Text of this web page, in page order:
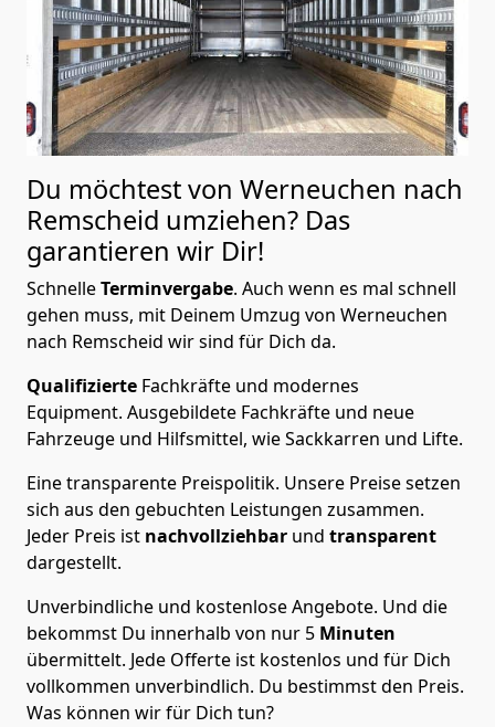
Du möchtest von Werneuchen nach
Remscheid umziehen? Das
garantieren wir Dir!
SchnelleTerminvergabe. Auch wenn es mal schnell
gehen muss, mit Deinem Umzug von Werneuchen
nach Remscheid wir sind für Dich da.
Qualifizierte Fachkräfte und modernes
Equipment. Ausgebildete Fachkräfte und neue
Fahrzeuge und Hilfsmittel, wie Sackkarren und Lifte.
Eine transparente Preispolitik. Unsere Preise setzen
sich aus den gebuchten Leistungen zusammen.
Jeder Preis ist nachvollziehbar und transparent
dargestellt.
Unverbindliche und kostenlose Angebote. Und die
bekommst Du innerhalb von nur 5 Minuten
übermittelt. Jede Offerte ist kostenlos und für Dich
vollkommen unverbindlich. Du bestimmst den Preis.
Was können wir für Dich tun?